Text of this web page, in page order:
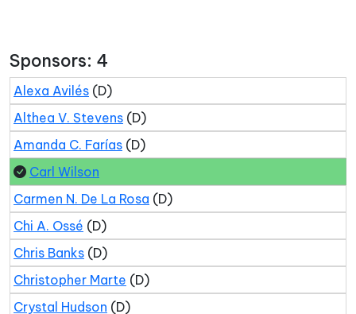
Sponsors: 4
Alexa Avilés (D)
Althea V. Stevens (D)
Amanda C. Farías (D)
Carl Wilson
Carmen N. De La Rosa (D)
Chi A. Ossé (D)
Chris Banks (D)
Christopher Marte (D)
Crystal Hudson (D)